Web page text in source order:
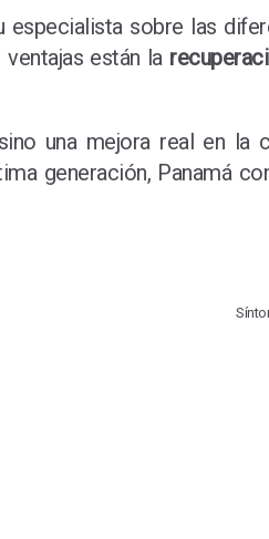
sobre las
están la
una mejora real en la
generación, Panamá